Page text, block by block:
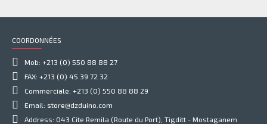
COORDONNÉES
Mob: +213 (0) 550 88 88 27
FAX: +213 (0) 45 39 72 32
Commerciale: +213 (0) 550 88 88 29
Email: store@dzduino.com
Address: 043 Cite Remila (Route du Port), Tigditt - Mostaganem